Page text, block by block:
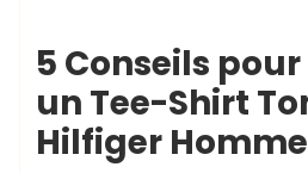
5 Conseils
un Tee-Shirt
Hilfiger Homme